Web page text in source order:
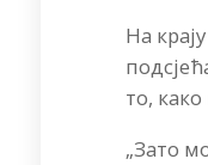
На
то,
„Зато